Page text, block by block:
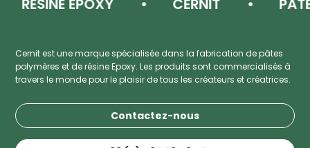
ÉPOXY CERNIT PÂTE
Cernit est une marque spécialisée dans la fabrication de pâtes
polymères et de résine Epoxy. Les produits sont commercialisés à
travers le monde pour le plaisir de tous les créateurs et créatrices.
Contactez-nous